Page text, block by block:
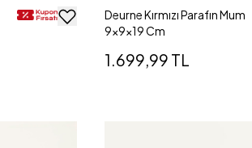
Deurne Kırmızı Parafın Mum
9x9x19 Cm
1.699,99 TL